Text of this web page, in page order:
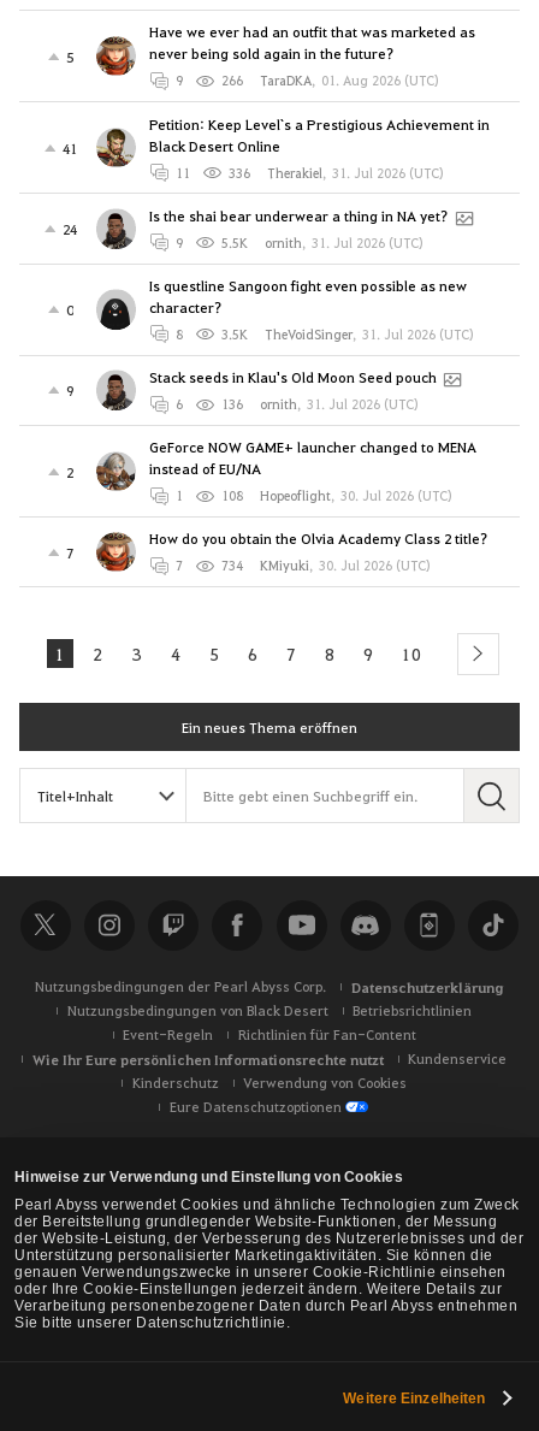
Hinweise zur Verwendung und Einstellung von Cookies
Pearl Abyss verwendet Cookies und ähnliche Technologien zum Zweck
der Bereitstellung grundlegender Website-Funktionen, der Messung
der Website-Leistung, der Verbesserung des Nutzererlebnisses und der
Unterstützung personalisierter Marketingaktivitäten. Sie können die
genauen Verwendungszwecke in unserer Cookie-Richtlinie einsehen
oder Ihre Cookie-Einstellungen jederzeit ändern. Weitere Details zur
Verarbeitung personenbezogener Daten durch Pearl Abyss entnehmen
Sie bitte unserer Datenschutzrichtlinie.
Weitere Einzelheiten
5
Have we ever had an outfit that was marketed as
never being sold again in the future?
9 266 TaraDKA, 01. Aug 2026 (UTC)
41
Petition: Keep Level`s a Prestigious Achievement in
Black Desert Online
11 336 Therakiel, 31. Jul 2026 (UTC)
24
Is the shai bear underwear a thing in NA yet?
9 5.5K ornith, 31. Jul 2026 (UTC)
0
Is questline Sangoon fight even possible as new
character?
8 3.5K TheVoidSinger, 31. Jul 2026 (UTC)
9
Stack seeds in Klau's Old Moon Seed pouch
6 136 ornith, 31. Jul 2026 (UTC)
2
GeForce NOW GAME+ launcher changed to MENA
instead of EU/NA
1 108 Hopeoflight, 30. Jul 2026 (UTC)
7
How do you obtain the Olvia Academy Class 2 title?
7 734 KMiyuki, 30. Jul 2026 (UTC)
1 2 3 4 5 6 7 8 9 10 next
Ein neues Thema eröffnen
S
e
Nutzungsbedingungen der Pearl Abyss Corp. Datenschutzerklärung
Nutzungsbedingungen von Black Desert
Betriebsrichtlinien
Event-Regeln
Richtlinien für Fan-Content
Wie Ihr Eure persönlichen Informationsrechte nutzt
Kundenservice
Kinderschutz
Verwendung von Cookies
Eure Datenschutzoptionen